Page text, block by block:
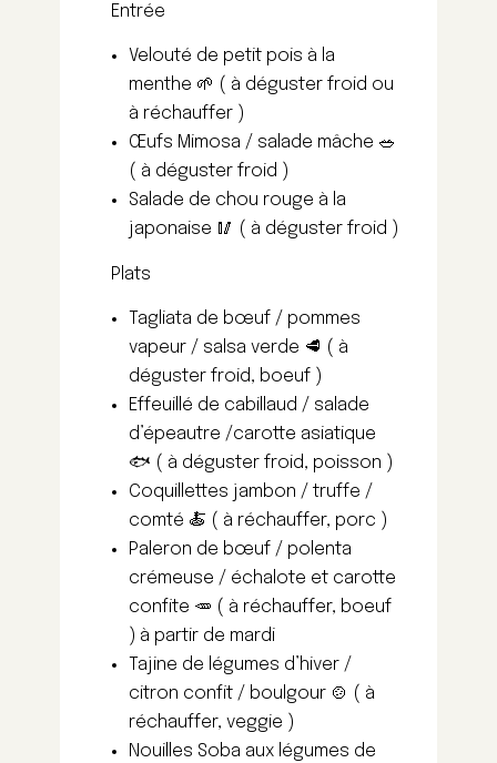
Entrée
Velouté de petit pois à la
menthe 🌱 ( à déguster froid ou
à réchauffer )
Œufs Mimosa / salade mâche 🥗
( à déguster froid )
Salade de chou rouge à la
japonaise 🥢 ( à déguster froid )
Plats
Tagliata de bœuf / pommes
vapeur / salsa verde 🥩 ( à
déguster froid, boeuf )
Effeuillé de cabillaud / salade
d’épeautre /carotte asiatique
🐟 ( à déguster froid, poisson )
Coquillettes jambon / truffe /
comté 🍝 ( à réchauffer, porc )
Paleron de bœuf / polenta
crémeuse / échalote et carotte
confite 🥕 ( à réchauffer, boeuf
) à partir de mardi
Tajine de légumes d’hiver /
citron confit / boulgour 🍲 ( à
réchauffer, veggie )
Nouilles Soba aux légumes de